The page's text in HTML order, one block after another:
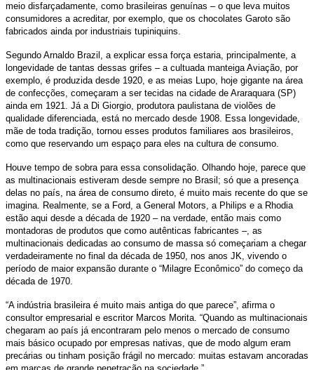
meio disfarçadamente, como brasileiras genuínas – o que leva muitos
consumidores a acreditar, por exemplo, que os chocolates Garoto são
fabricados ainda por industriais tupiniquins.
Segundo Arnaldo Brazil, a explicar essa força estaria, principalmente, a
longevidade de tantas dessas grifes – a cultuada manteiga Aviação, por
exemplo, é produzida desde 1920, e as meias Lupo, hoje gigante na área
de confecções, começaram a ser tecidas na cidade de Araraquara (SP)
ainda em 1921. Já a Di Giorgio, produtora paulistana de violões de
qualidade diferenciada, está no mercado desde 1908. Essa longevidade,
mãe de toda tradição, tornou esses produtos familiares aos brasileiros,
como que reservando um espaço para eles na cultura de consumo.
Houve tempo de sobra para essa consolidação. Olhando hoje, parece que
as multinacionais estiveram desde sempre no Brasil; só que a presença
delas no país, na área de consumo direto, é muito mais recente do que se
imagina. Realmente, se a Ford, a General Motors, a Philips e a Rhodia
estão aqui desde a década de 1920 – na verdade, então mais como
montadoras de produtos que como autênticas fabricantes –, as
multinacionais dedicadas ao consumo de massa só começariam a chegar
verdadeiramente no final da década de 1950, nos anos JK, vivendo o
período de maior expansão durante o “Milagre Econômico” do começo da
década de 1970.
“A indústria brasileira é muito mais antiga do que parece”, afirma o
consultor empresarial e escritor Marcos Morita. “Quando as multinacionais
chegaram ao país já encontraram pelo menos o mercado de consumo
mais básico ocupado por empresas nativas, que de modo algum eram
precárias ou tinham posição frágil no mercado: muitas estavam ancoradas